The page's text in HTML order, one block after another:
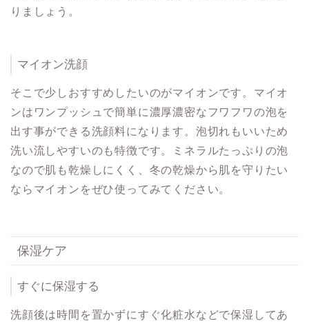
りましょう。
マイオン洗顔
そこで少しおすすめしたいのがマイオンです。マイオ
ンはワンプッシュで簡単に濃厚濃密なフワフワの泡を
出す事ができる洗顔料になります。泡切れもいいため
洗い流しやすいのも特徴です。ミネラルたっぷりの泡
なので肌も乾燥しにくく、冬の乾燥から肌を守りたい
ならマイオンをぜひ使ってみてください。
保湿ケア
すぐに保湿する
洗顔後は時間を置かずにすぐ化粧水などで保湿してあ